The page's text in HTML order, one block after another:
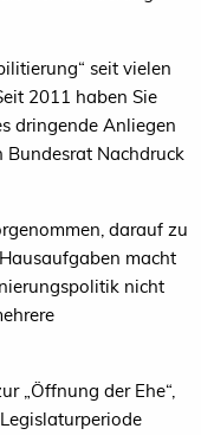
seit vielen
2011 haben Sie
dringende Anliegen
Nachdruck
darauf zu
macht
nicht
„Öffnung der Ehe“,